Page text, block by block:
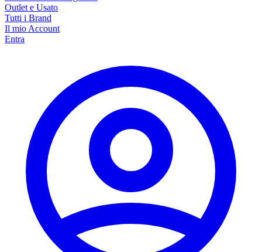
Outlet e Usato
Tutti i Brand
Il mio Account
Entra